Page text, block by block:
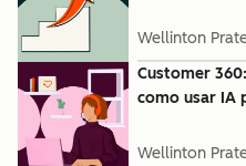
Wellinton
Customer
como usar IA
Wellinton